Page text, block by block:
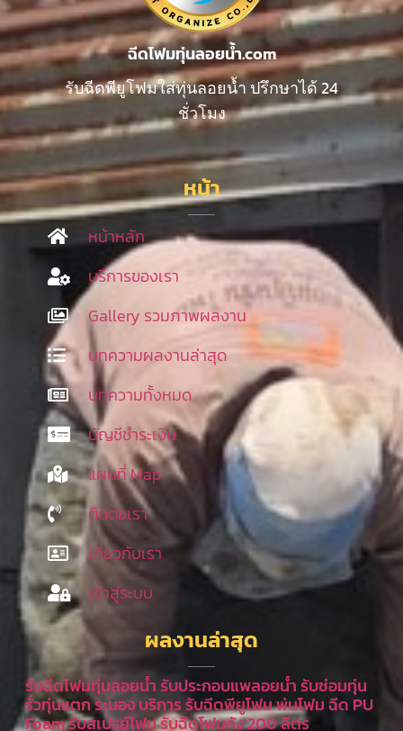
ฉีดโฟมทุ่นลอยน้ำ.com
รับฉีดพียูโฟมใส่ทุ่นลอยน้ำ ปรึกษาได้ 24
ชั่วโมง
หน้า
หน้าหลัก
บริการของเรา
Gallery รวมภาพผลงาน
บทความผลงานล่าสุด
บทความทั้งหมด
บัญชีชำระเงิน
แผนที่ Map
ติดต่อเรา
เกี่ยวกับเรา
เข้าสู่ระบบ
ผลงานล่าสุด
รับฉีดโฟมทุ่นลอยน้ำ รับประกอบแพลอยน้ำ รับซ่อมทุ่น
รั่วทุ่นแตก ระนอง บริการ รับฉีดพียูโฟม พ่นโฟม ฉีด PU
Foam รับสเปรย์โฟม รับฉีดโฟมถัง 200 ลิตร